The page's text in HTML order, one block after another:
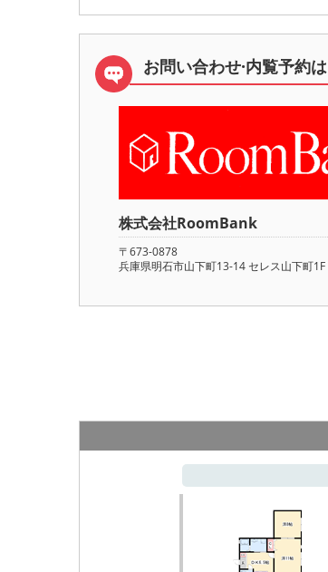
お問い合わせ·内覧予約は
株式会社RoomBank
〒673-0878
兵庫県明石市山下町13-14 セレス山下町1F